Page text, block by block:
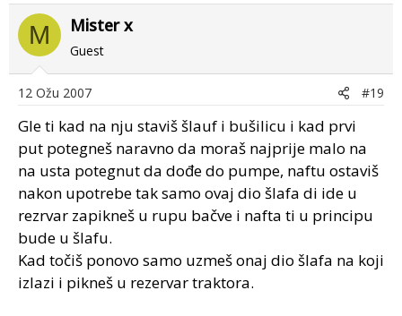
M Mister x
Guest
12 Ožu 2007 #19
Gle ti kad na nju staviš šlauf i bušilicu i kad prvi
put potegneš naravno da moraš najprije malo na
na usta potegnut da dođe do pumpe, naftu ostaviš
nakon upotrebe tak samo ovaj dio šlafa di ide u
rezrvar zapikneš u rupu bačve i nafta ti u principu
bude u šlafu.
Kad točiš ponovo samo uzmeš onaj dio šlafa na koji
izlazi i pikneš u rezervar traktora.